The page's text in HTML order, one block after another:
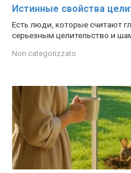
Истинные свойства
Есть люди, которые считают
серьезным целительство и
Non categorizzato